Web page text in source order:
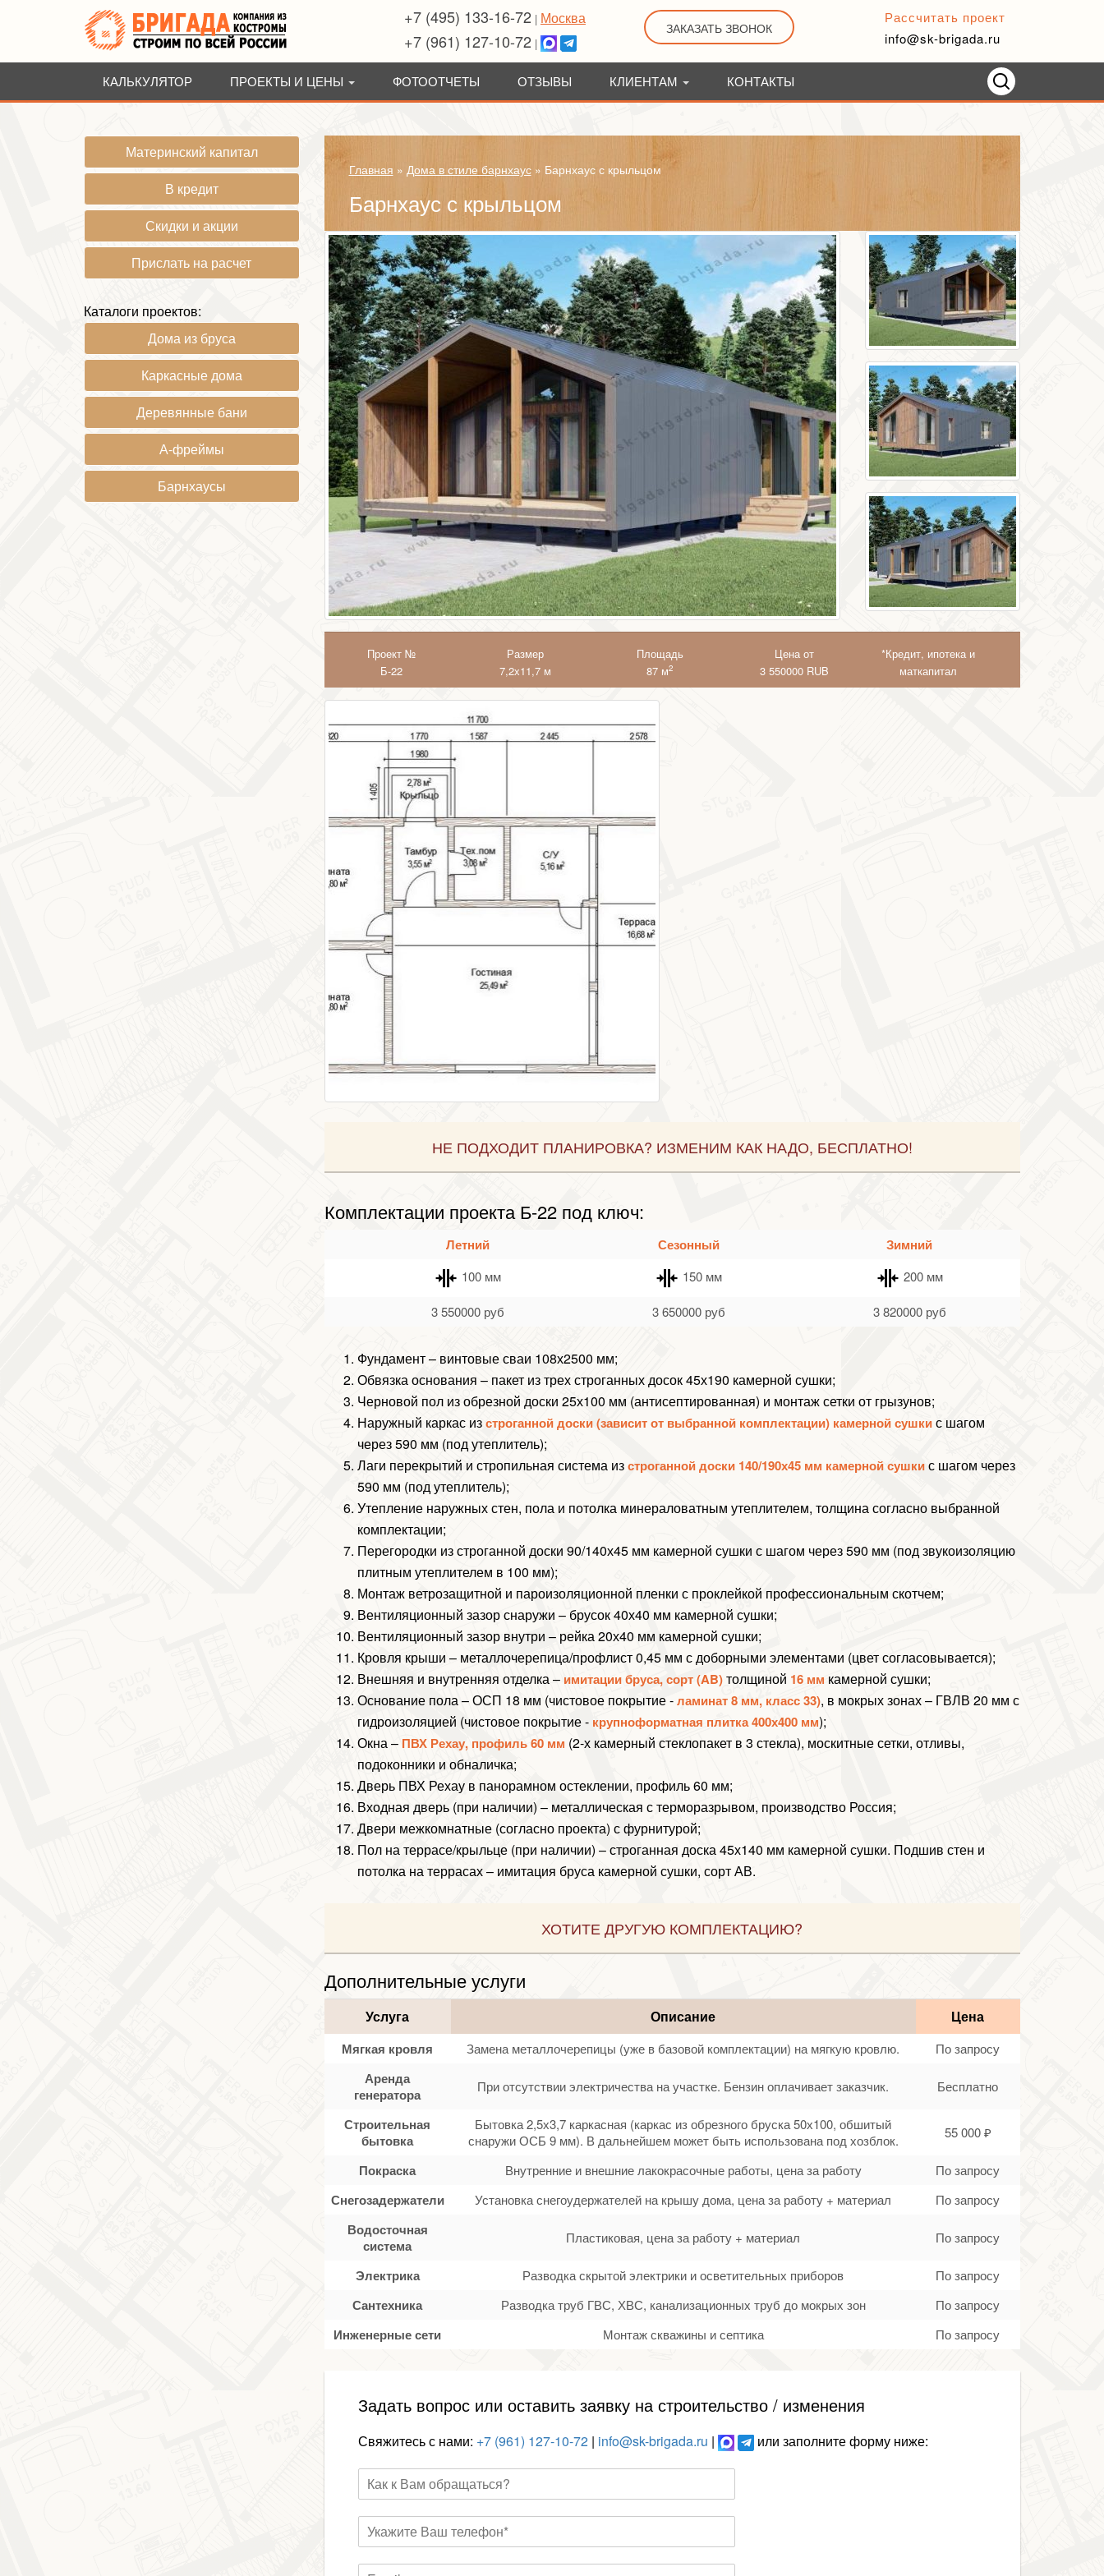
+7 (495) 133-16-72 | Москва
+7 (961) 127-10-72 |
ЗАКАЗАТЬ ЗВОНОК
Рассчитать проект
info@sk-brigada.ru
КАЛЬКУЛЯТОР ПРОЕКТЫ И ЦЕНЫ ФОТООТЧЕТЫ ОТЗЫВЫ КЛИЕНТАМ КОНТАКТЫ
Главная » Дома в стиле барнхаус» Барнхаус с крыльцом
Барнхаус с крыльцом
Проект №
Б-22
Размер
7,2х11,7 м
Площадь
87 м2
Цена от
3 550000 RUB
*Кредит, ипотека и
маткапитал
НЕ ПОДХОДИТ ПЛАНИРОВКА? ИЗМЕНИМ КАК НАДО, БЕСПЛАТНО!
Комплектации проекта Б-22 под ключ:
Летний Сезонный Зимний
100 мм 150 мм 200 мм
3 550000 руб 3 650000 руб 3 820000 руб
Фундамент – винтовые сваи 108х2500 мм;
Обвязка основания – пакет из трех строганных досок 45х190 камерной сушки;
Черновой пол из обрезной доски 25х100 мм (антисептированная) и монтажсетки от грызунов;
Наружный каркас изстроганной доски (зависит от выбранной комплектации) камерной сушкис шагом
через 590 мм (под утеплитель);
Лаги перекрытий и стропильная система изстроганной доски 140/190х45 мм камерной сушкис шагом через
590 мм (под утеплитель);
Утепление наружных стен, пола и потолка минераловатным утеплителем, толщина согласно выбранной
комплектации;
Перегородки из строганной доски 90/140х45 мм камерной сушки с шагом через 590 мм (под звукоизоляцию
плитным утеплителем в 100 мм);
Монтаж ветрозащитной и пароизоляционной пленки с проклейкой профессиональным скотчем;
Вентиляционный зазор снаружи – брусок 40х40 мм камерной сушки;
Вентиляционный зазор внутри – рейка 20х40 мм камерной сушки;
Кровля крыши – металлочерепица/профлист 0,45 мм с доборными элементами (цвет согласовывается);
Внешняя и внутренняя отделка – имитации бруса, сорт (AB)толщиной 16 мм камерной сушки;
Основание пола – ОСП 18 мм (чистовое покрытие -ламинат 8 мм, класс 33), в мокрых зонах – ГВЛВ 20 мм с
гидроизоляцией (чистовое покрытие - крупноформатная плитка 400х400 мм);
Окна – ПВХ Рехау, профиль 60 мм (2-х камерный стеклопакет в 3 стекла), москитные сетки, отливы,
подоконники и обналичка;
Дверь ПВХ Рехау в панорамном остеклении, профиль 60 мм;
Входная дверь (при наличии) – металлическая с терморазрывом, производство Россия;
Двери межкомнатные (согласно проекта) с фурнитурой;
Пол на террасе/крыльце (при наличии) – строганная доска 45х140 мм камерной сушки. Подшив стен и
потолка на террасах – имитация бруса камерной сушки, сорт АВ.
ХОТИТЕ ДРУГУЮ КОМПЛЕКТАЦИЮ?
Дополнительные услуги
Услуга Описание Цена
Мягкая кровля Замена металлочерепицы (уже в базовой комплектации) на мягкую кровлю. По запросу
Аренда
генератора
При отсутствии электричества на участке. Бензин оплачивает заказчик. Бесплатно
Строительная
бытовка
Бытовка 2,5х3,7 каркасная (каркас из обрезного бруска 50х100, обшитый
снаружи ОСБ 9 мм). В дальнейшем может быть использована под хозблок.
55 000 ₽
Покраска Внутренние и внешние лакокрасочные работы, цена за работу По запросу
Снегозадержатели Установка снегоудержателей на крышу дома, цена за работу + материал По запросу
Водосточная
система
Пластиковая, цена за работу + материал По запросу
Электрика Разводка скрытой электрики и осветительных приборов По запросу
Сантехника Разводка труб ГВС, ХВС, канализационных труб до мокрых зон По запросу
Инженерные сети Монтаж скважины и септика По запросу
Задать вопрос или оставить заявку на строительство / изменения
Свяжитесь с нами: +7 (961) 127-10-72| info@sk-brigada.ru | или заполните форму ниже:
Материнский капитал
В кредит
Скидки и акции
Прислать на расчет
Каталоги проектов:
Дома из бруса
Каркасные дома
Деревянные бани
А-фреймы
Барнхаусы